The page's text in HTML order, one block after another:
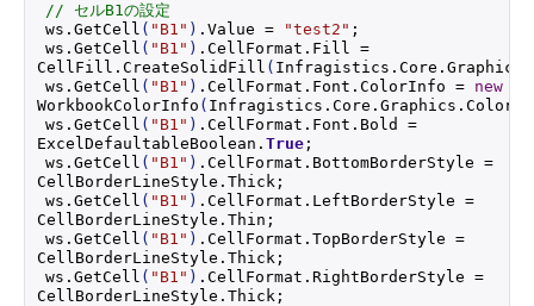
// セルB1の設定
ws. GetCell ( "B1" ) . Value = "test2" ;
ws. GetCell ( "B1" ) . CellFormat . Fill =
CellFill. CreateSolidFill ( Infragistics. Core . Graphics
ws. GetCell ( "B1" ) . CellFormat . Font . ColorInfo = new
WorkbookColorInfo ( Infragistics. Core . Graphics . Colors
ws. GetCell ( "B1" ) . CellFormat . Font . Bold
=
ExcelDefaultableBoolean. True ;
ws. GetCell ( "B1" ) . CellFormat . BottomBorderStyle =
CellBorderLineStyle. Thick ;
ws. GetCell ( "B1" ) . CellFormat . LeftBorderStyle =
CellBorderLineStyle. Thin ;
ws. GetCell ( "B1" ) . CellFormat . TopBorderStyle =
CellBorderLineStyle. Thick ;
ws. GetCell ( "B1" ) . CellFormat . RightBorderStyle =
CellBorderLineStyle. Thick ;